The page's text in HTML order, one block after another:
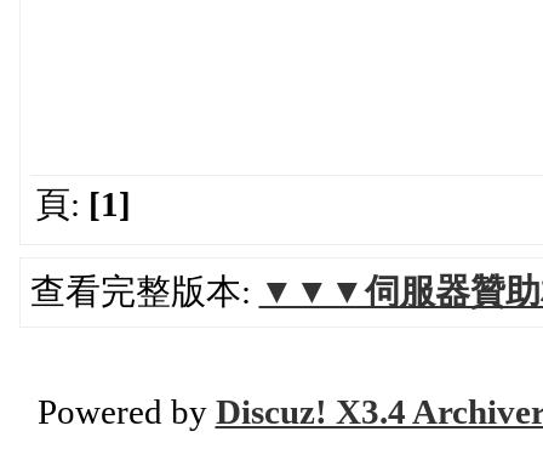
頁: [1]
查看完整版本: ▼▼▼伺服器贊
Powered by Discuz! X3.4